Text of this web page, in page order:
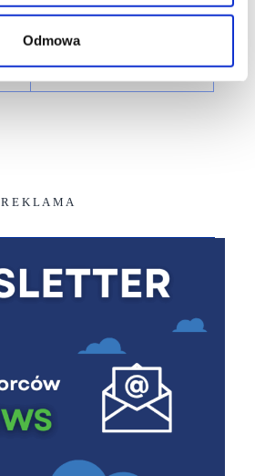
Odmowa
R E K L A M A